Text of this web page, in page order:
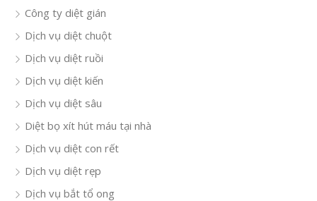
Công ty diệt gián
Dịch vụ diệt chuột
Dịch vụ diệt ruồi
Dịch vụ diệt kiến
Dịch vụ diệt sâu
Diệt bọ xít hút máu tại nhà
Dịch vụ diệt con rết
Dịch vụ diệt rẹp
Dịch vụ bắt tổ ong